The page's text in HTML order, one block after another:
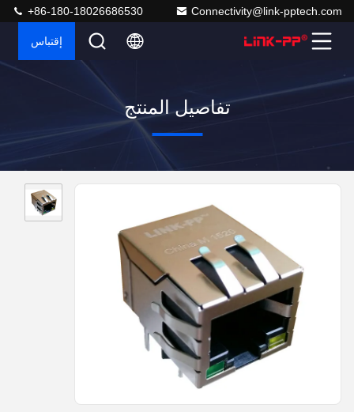
Connectivity@link-pptech.com
+86-180-18026686530
إقتباس
تفاصيل المنتج